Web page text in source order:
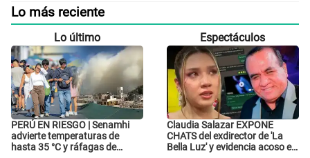
Lo más reciente
Lo último
PERÚ EN RIESGO | Senamhi
advierte temperaturas de
hasta 35 °C y ráfagas de
Espectáculos
Claudia Salazar EXPONE
CHATS del exdirector de 'La
Bella Luz' y evidencia acoso e